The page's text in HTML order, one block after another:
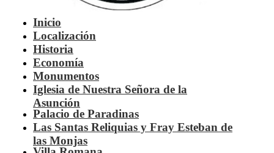
Inicio
Localización
Historia
Economía
Monumentos
Iglesia de Nuestra Señora de la
Asunción
Palacio de Paradinas
Las Santas Reliquias y Fray Esteban de
las Monjas